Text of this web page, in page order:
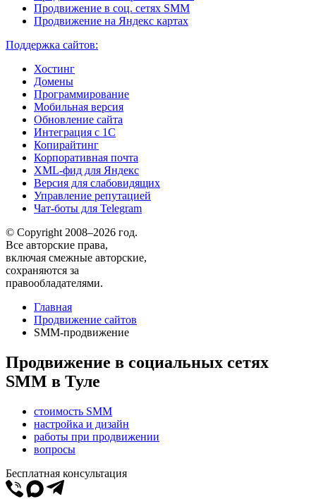
Продвижение в соц. сетях SMM
Продвижение на Яндекс картах
Поддержка сайтов:
Хостинг
Домены
Программирование
Мобильная версия
Обновление сайта
Интеграция с 1С
Копирайтинг
Корпоративная почта
XML-фид для Яндекс
Версия для слабовидящих
Управление репутацией
Чат-боты для Telegram
© Copyright 2008–2026 год.
Все авторские права,
включая смежные авторские,
сохраняются за
правообладателями.
Главная
Продвижение сайтов
SMM-продвижение
Продвижение в социальных сетях
SMM в Туле
стоимость SMM
настройка и дизайн
работы при продвижении
вопросы
Бесплатная консультация